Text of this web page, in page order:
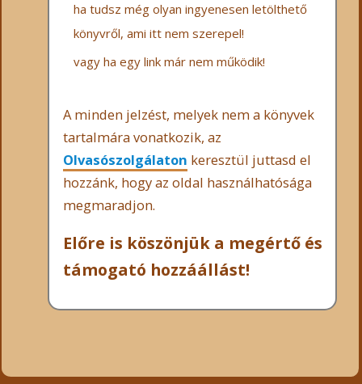
ha tudsz még olyan ingyenesen letölthető
könyvről, ami itt nem szerepel!
vagy ha egy link már nem működik!
A minden jelzést, melyek nem a könyvek
tartalmára vonatkozik, az
Olvasószolgálaton keresztül juttasd el
hozzánk, hogy az oldal használhatósága
megmaradjon.
Előre is köszönjük a megértő és
támogató hozzáállást!